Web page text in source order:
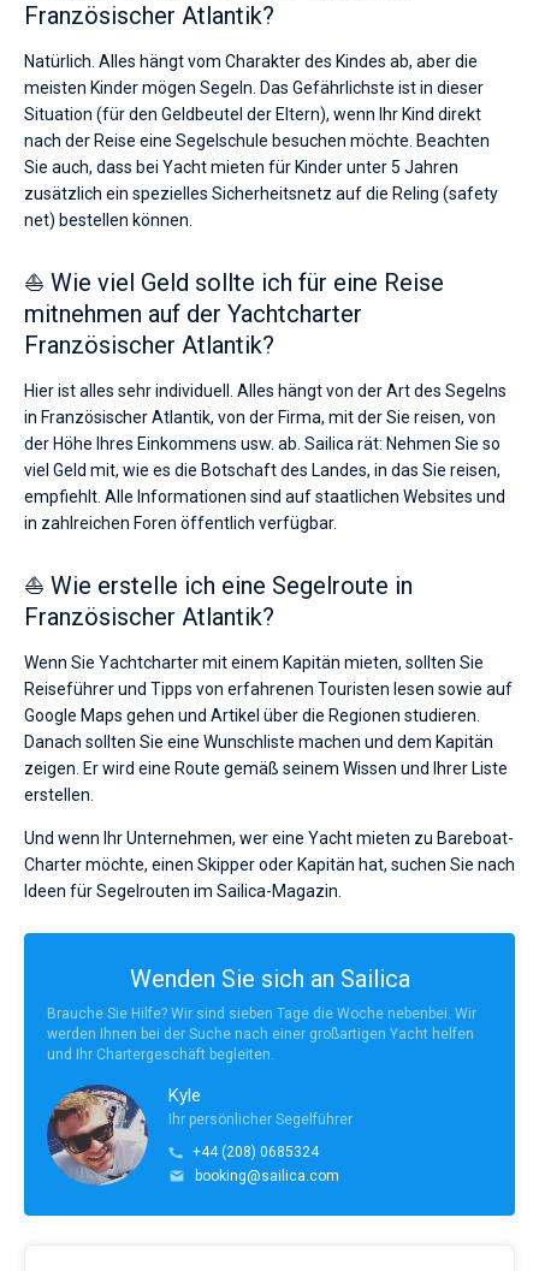
Französischer Atlantik?
Natürlich. Alles hängt vom Charakter des Kindes ab, aber die
meisten Kinder mögen Segeln. Das Gefährlichste ist in dieser
Situation (für den Geldbeutel der Eltern), wenn Ihr Kind direkt
nach der Reise eine Segelschule besuchen möchte. Beachten
Sie auch, dass bei Yacht mieten für Kinder unter 5 Jahren
zusätzlich ein spezielles Sicherheitsnetz auf die Reling (safety
net) bestellen können.
⛵ Wie viel Geld sollte ich für eine Reise
mitnehmen auf der Yachtcharter
Französischer Atlantik?
Hier ist alles sehr individuell. Alles hängt von der Art des Segelns
in Französischer Atlantik, von der Firma, mit der Sie reisen, von
der Höhe Ihres Einkommens usw. ab. Sailica rät: Nehmen Sie so
viel Geld mit, wie es die Botschaft des Landes, in das Sie reisen,
empfiehlt. Alle Informationen sind auf staatlichen Websites und
in zahlreichen Foren öffentlich verfügbar.
⛵ Wie erstelle ich eine Segelroute in
Französischer Atlantik?
Wenn Sie Yachtcharter mit einem Kapitän mieten, sollten Sie
Reiseführer und Tipps von erfahrenen Touristen lesen sowie auf
Google Maps gehen und Artikel über die Regionen studieren.
Danach sollten Sie eine Wunschliste machen und dem Kapitän
zeigen. Er wird eine Route gemäß seinem Wissen und Ihrer Liste
erstellen.
Und wenn Ihr Unternehmen, wer eine Yacht mieten zu Bareboat-
Charter möchte, einen Skipper oder Kapitän hat, suchen Sie nach
Ideen für Segelrouten im Sailica-Magazin.
Wenden Sie sich an Sailica
Brauche Sie Hilfe? Wir sind sieben Tage die Woche nebenbei. Wir
werden Ihnen bei der Suche nach einer großartigen Yacht helfen
und Ihr Chartergeschäft begleiten.
Kyle
Ihr persönlicher Segelführer
+44 (208) 0685324
booking@sailica.com